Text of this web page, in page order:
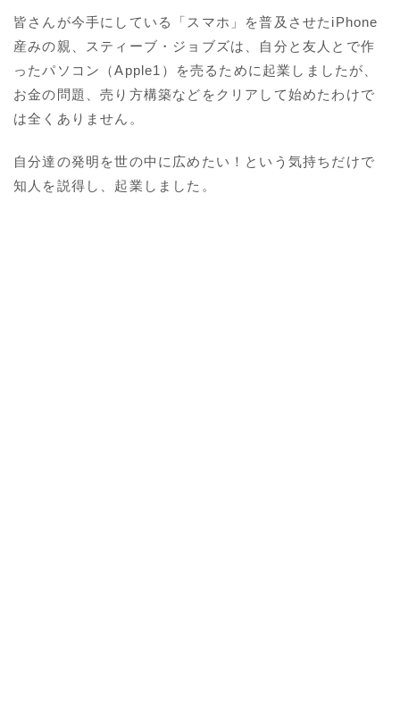
皆さんが今手にしている「スマホ」を普及させたiPhone
産みの親、スティーブ・ジョブズは、自分と友人とで作
ったパソコン（Apple1）を売るために起業しましたが、
お金の問題、売り方構築などをクリアして始めたわけで
は全くありません。
自分達の発明を世の中に広めたい！という気持ちだけで
知人を説得し、起業しました。